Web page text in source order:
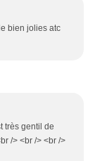
bien jolies atc
très gentil de
/> <br /> <br />